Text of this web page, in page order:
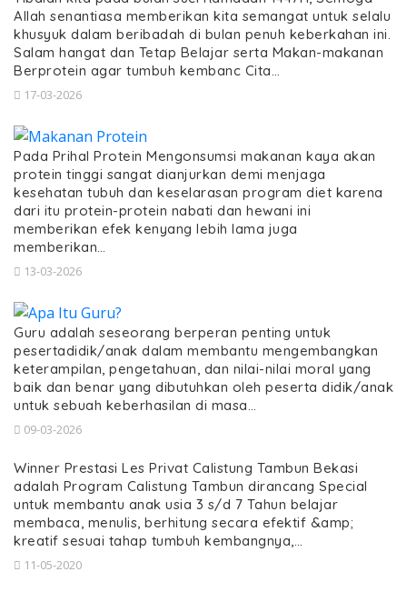
Allah senantiasa memberikan kita semangat untuk selalu
khusyuk dalam beribadah di bulan penuh keberkahan ini.
Salam hangat dan Tetap Belajar serta Makan-makanan
Berprotein agar tumbuh kembanc Cita…
17-03-2026
Pada Prihal Protein Mengonsumsi makanan kaya akan
protein tinggi sangat dianjurkan demi menjaga
kesehatan tubuh dan keselarasan program diet karena
dari itu protein-protein nabati dan hewani ini
memberikan efek kenyang lebih lama juga
memberikan…
13-03-2026
Guru adalah seseorang berperan penting untuk
pesertadidik/anak dalam membantu mengembangkan
keterampilan, pengetahuan, dan nilai-nilai moral yang
baik dan benar yang dibutuhkan oleh peserta didik/anak
untuk sebuah keberhasilan di masa…
09-03-2026
Winner Prestasi Les Privat Calistung Tambun Bekasi
adalah Program Calistung Tambun dirancang Special
untuk membantu anak usia 3 s/d 7 Tahun belajar
membaca, menulis, berhitung secara efektif &amp;
kreatif sesuai tahap tumbuh kembangnya,…
11-05-2020